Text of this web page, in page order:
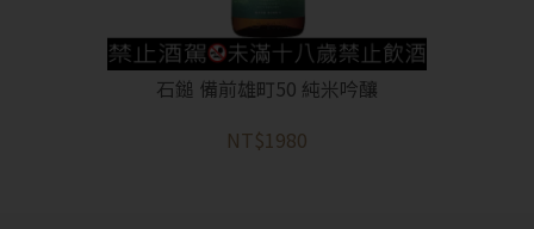
石鎚 備前雄町50 純米吟釀
NT$1980